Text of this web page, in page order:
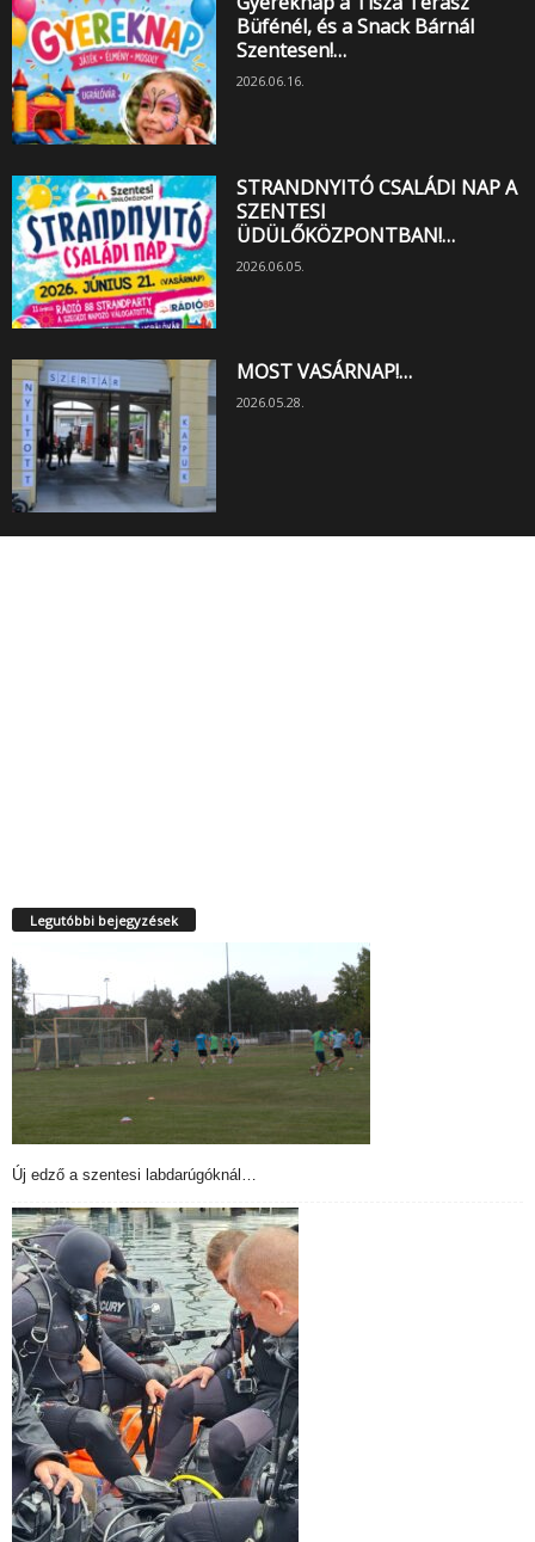
Büfénél, és a Snack Bárnál
Szentesen!…
2026.06.16.
STRANDNYITÓ CSALÁDI NAP A
SZENTESI
ÜDÜLŐKÖZPONTBAN!…
2026.06.05.
MOST VASÁRNAP!…
2026.05.28.
Legutóbbi bejegyzések
Új edző a szentesi labdarúgóknál…